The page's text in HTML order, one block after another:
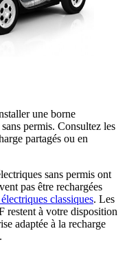
une borne
permis. Consultez les
partagés ou en
sans permis ont
pas être rechargées
classiques. Les
restent à votre disposition
adaptée à la recharge